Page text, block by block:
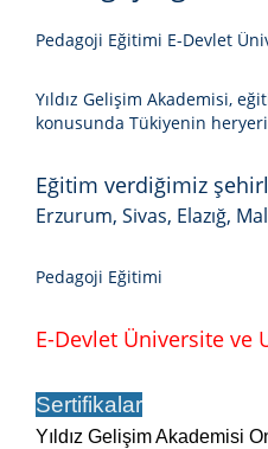
Pedagoji Eğitimi E-Devlet
Yıldız Gelişim Akademisi,
konusunda Tükiyenin
Eğitim verdiğimiz
Erzurum, Sivas, Elazığ,
Pedagoji Eğitimi
E-Devlet Üniversite ve
Sertifikalar
Yıldız Gelişim Akademisi